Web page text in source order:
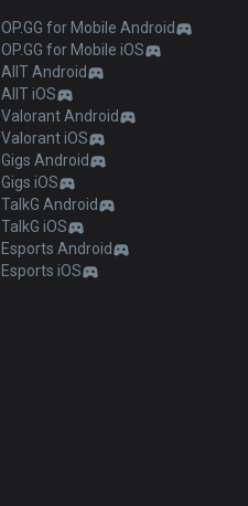
OP.GG for Mobile Android
OP.GG for Mobile iOS
AllT Android
AllT iOS
Valorant Android
Valorant iOS
Gigs Android
Gigs iOS
TalkG Android
TalkG iOS
Esports Android
Esports iOS